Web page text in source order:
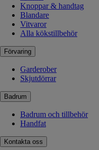
Knoppar & handtag
Blandare
Vitvaror
Alla kökstillbehör
Förvaring
Garderober
Skjutdörrar
Badrum
Badrum och tillbehör
Handfat
Kontakta oss